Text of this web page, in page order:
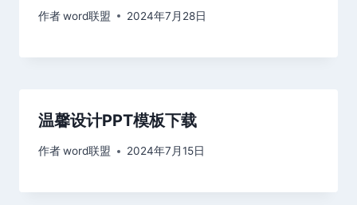
作者word联盟 2024年7月28日
温馨设计PPT模板下载
作者word联盟 2024年7月15日